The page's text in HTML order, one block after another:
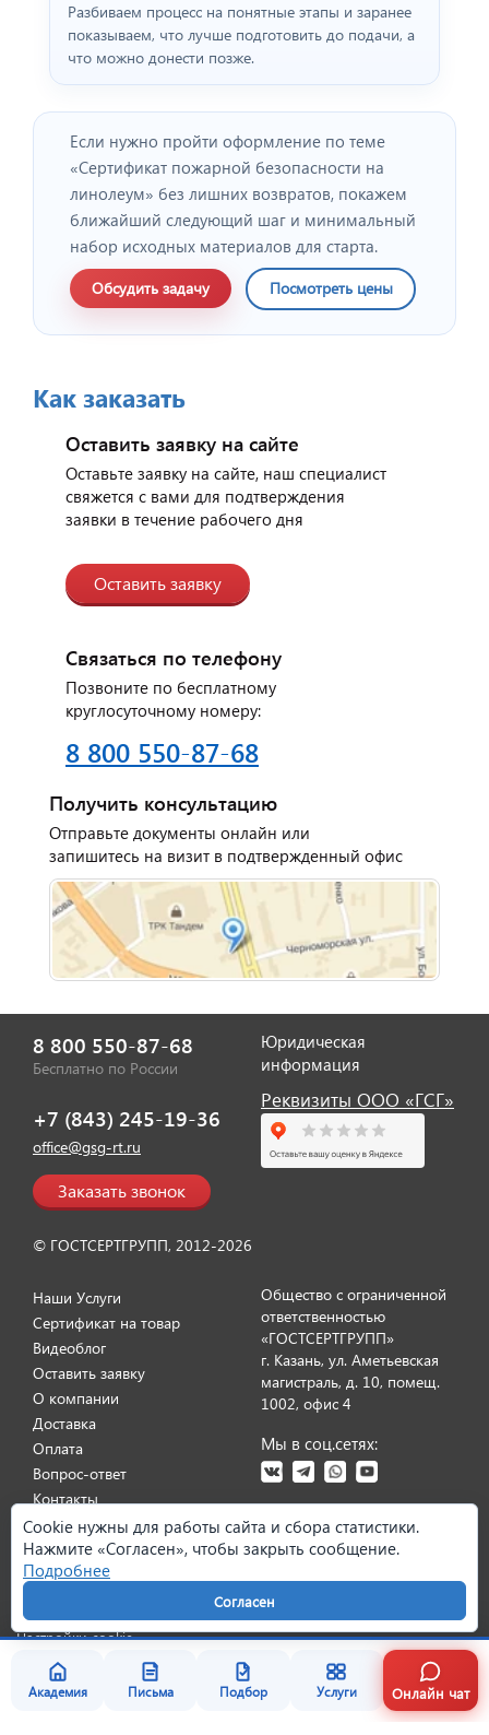
Академия Письма Подбор Услуги Онлайн чат
Отзыв от представителя
"ПРОФПЛАСТМЕТАЛЛ".
Отзыв от представителя
индийского ресторана
"Малабар".
Отзыв от представителя
автосервиса "Ваш
Автомобиль".
Отзыв от представителя
кафе "Весна".
Отзыв от представителя ИП
"Диана Тенникова".
Разбиваем процесс на понятные этапы и заранее
показываем, что лучше подготовить до подачи, а
что можно донести позже.
Если нужно пройти оформление по теме
«Сертификат пожарной безопасности на
линолеум» без лишних возвратов, покажем
ближайший следующий шаг и минимальный
набор исходных материалов для старта.
Обсудить задачу Посмотреть цены
Как заказать
Оставить заявку на сайте
Оставьте заявку на сайте, наш специалист
свяжется с вами для подтверждения
заявки в течение рабочего дня
Оставить заявку
Связаться по телефону
Позвоните по бесплатному
круглосуточному номеру:
8 800 550-87-68
Получить консультацию
Отправьте документы онлайн или
запишитесь на визит в подтвержденный офис
8 800 550-87-68
Бесплатно по России
+7 (843) 245-19-36
office@gsg-rt.ru
Заказать звонок
© ГОСТСЕРТГРУПП, 2012-2026
Юридическая
информация
Реквизиты ООО «ГСГ»
Наши Услуги
Сертификат на товар
Видеоблог
Оставить заявку
О компании
Доставка
Оплата
Вопрос-ответ
Контакты
Общество с ограниченной
ответственностью
«ГОСТСЕРТГРУПП»
г. Казань, ул. Аметьевская
магистраль, д. 10, помещ.
1002, офис 4
Мы в соц.сетях:
Карта сайта
Политика персональных данныхСогласие на обработку данных
Условия оказания услугПретензии и возвратРеквизиты
Настройки cookie
Cookie нужны для работы сайта и сбора статистики.
Нажмите «Согласен», чтобы закрыть сообщение.
Подробнее
Согласен